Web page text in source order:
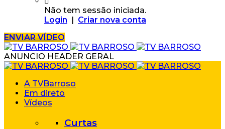
Não tem sessão iniciada.
Login | Criar nova conta
ENVIAR VÍDEO
ANUNCIO HEADER GERAL
A TVBarroso
Em direto
Vídeos
Curtas